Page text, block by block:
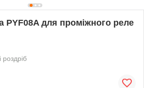
PYF08A для проміжного реле
роздріб